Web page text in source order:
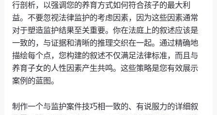
行剖析，以强调您的养育方式如何符合孩子的最大利
益。不要忽视法律监护的考虑因素，因为这些因素通常
对于塑造监护结果至关重要。你在法庭上的叙述应该是
一致的，与证据和清晰的推理交织在一起。通过精确地
描绘每个点，您构建的叙述不仅满足法律标准，而且与
养育子女的人性因素产生共鸣。这些策略是您有效展示
案例的蓝图。
制作一个与监护案件技巧相一致的、有说服力的详细叙